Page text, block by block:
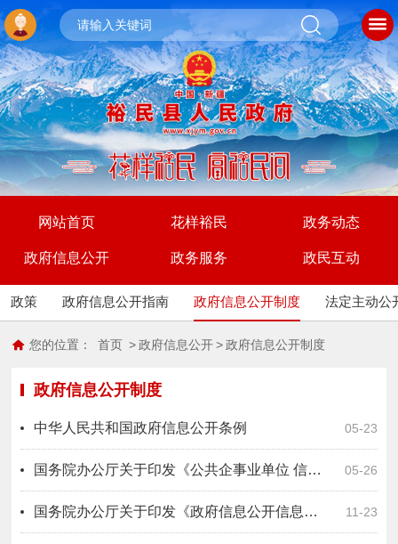
网站首页 花样裕民 政务动态
政府信息公开 政务服务 政民互动
政策 政府信息公开指南 政府信息公开制度 法定主动公
您的位置： 首页 > 政府信息公开 > 政府信息公开制度
政府信息公开制度
05-23
中华人民共和国政府信息公开条例
05-26
国务院办公厅关于印发《公共企事业单位 信息公开规定制定办法》的通知
11-23
国务院办公厅关于印发《政府信息公开信息处理费管理办法》的通知